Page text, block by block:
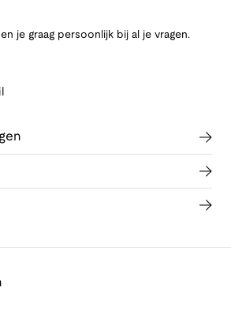
je graag persoonlijk bij al je vragen.